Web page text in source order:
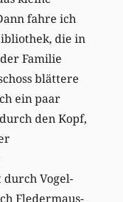
fahre ich
die in
Familie
blättere
ein paar
den Kopf,
Vogel-
Fledermaus-